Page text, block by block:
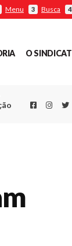
Menu 3 Busca 4
O
Facebook